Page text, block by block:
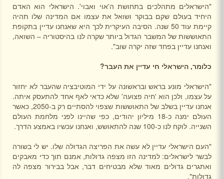
"הישראלים מתהלכים בתחושת ה'אוי ואבוי'. הישראלי הוא האדם
היחיד בעולם שקם בבוקר ושואל את עצמו אם המדינה שלו תהיה
קיימת עוד 50 שנה. הסיבה העיקרית לכך היא שאנחנו עדיין בתקופת
התאוששות של המשבר הגדול ביותר שקרה לנו בהיסטוריה – השואה,
ואנחנו עדיין בפחד שזה יקרה שוב".
כלומר, הישראלי חי עדיין את העבר?
"הישראלי מונע בראש ובראשונה על ידי המוטיבציה שהעבר לא יחזור
על עצמו, ולכן הוא 'חיה פצועה' שלא כדאי לאף אחד להתעסק איתה.
אנחנו עדיין בשלב של התאוששות שצפוי להסתיים רק ב-2050, כאשר
העולם ימנה כ-18 מיליון יהודים, כפי שהיינו לפני מלחמת העולם
השנייה. לוקח לנו כ-100 שנה להתאושש, ואנחנו עכשיו באמצע הדרך.
"העם הישראלי עדיין לא עשה את הפריצה הגדולה שלו. יש לי בשורה
לבשר לישראלים: למדינה הזו מצפה גדולות, אמנם תוך כדי מאבקים
ואתגרים גדולים מאוד שלא מבטיחים דבר, אבל בבירור מצפה לה
גדולות".